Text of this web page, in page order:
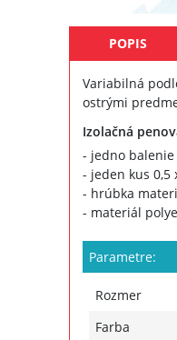
POPIS
Variabilná
ostrými
Izolačná
- jedno balenie
- jeden kus 0,5
- hrúbka
- materiál
Parametre:
Rozmer
Farba